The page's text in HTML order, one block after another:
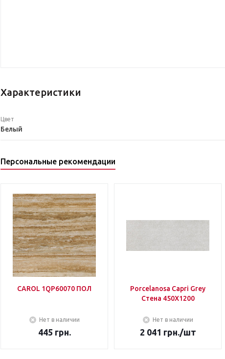
Характеристики
Цвет
Белый
Персональные рекомендации
CAROL 1QP60070 ПОЛ
Нет в наличии
445 грн.
Porcelanosa Capri Grey
Стена 450Х1200
Нет в наличии
2 041 грн./шт